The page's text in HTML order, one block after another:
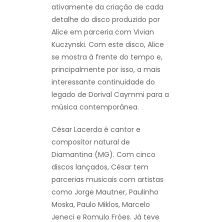
ativamente da criação de cada
detalhe do disco produzido por
Alice em parceria com Vivian
Kuczynski. Com este disco, Alice
se mostra à frente do tempo e,
principalmente por isso, a mais
interessante continuidade do
legado de Dorival Caymmi para a
música contemporânea.
César Lacerda é cantor e
compositor natural de
Diamantina (MG). Com cinco
discos lançados, César tem
parcerias musicais com artistas
como Jorge Mautner, Paulinho
Moska, Paulo Miklos, Marcelo
Jeneci e Romulo Fróes. Já teve